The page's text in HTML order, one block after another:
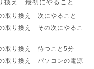
換え 最初にやること
取り換え 次にやること
取り換え その次にやるこ
取り換え 待つこと5分
取り換え パソコンの電源